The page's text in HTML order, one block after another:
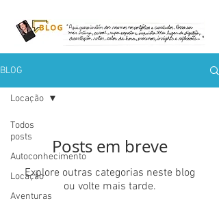
BLOG
Todos
posts
Autoconhecimento
Locação
Aventuras
Locação
Posts em breve
Explore outras categorias neste blog
ou volte mais tarde.